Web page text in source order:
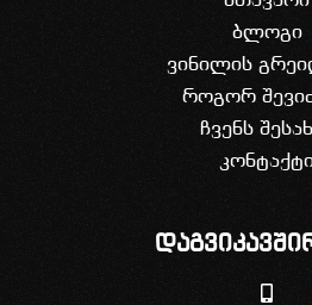
ბლოგი
ვინილის
როგორ
ჩვენს